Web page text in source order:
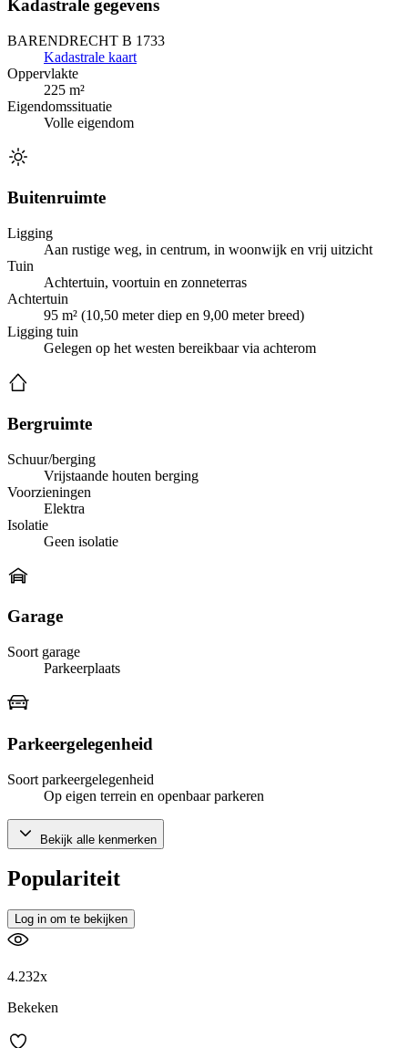
Kadastrale gegevens
BARENDRECHT B 1733
Kadastrale kaart
Oppervlakte
225 m²
Eigendomssituatie
Volle eigendom
Buitenruimte
Ligging
Aan rustige weg, in centrum, in woonwijk en vrij uitzicht
Tuin
Achtertuin, voortuin en zonneterras
Achtertuin
95 m² (10,50 meter diep en 9,00 meter breed)
Ligging tuin
Gelegen op het westen bereikbaar via achterom
Bergruimte
Schuur/berging
Vrijstaande houten berging
Voorzieningen
Elektra
Isolatie
Geen isolatie
Garage
Soort garage
Parkeerplaats
Parkeergelegenheid
Soort parkeergelegenheid
Op eigen terrein en openbaar parkeren
Bekijk alle kenmerken
Populariteit
Log in om te bekijken
4.232x
Bekeken